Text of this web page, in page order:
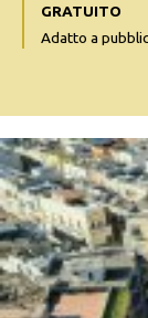
GRATUITO
Adatto a